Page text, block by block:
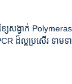
ែសង្វាក់
ដ៏ល្អប្រសើរ ទាម